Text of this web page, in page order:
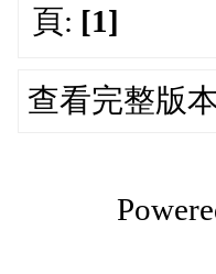
頁: [1]
查看完整版